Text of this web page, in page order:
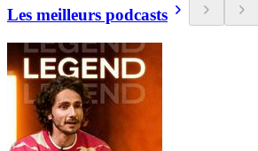
Les meilleurs podcasts